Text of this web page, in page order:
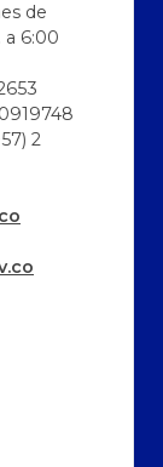
de
a 6:00
2